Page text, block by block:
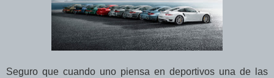
Seguro que cuando uno piensa en deportivos una de las